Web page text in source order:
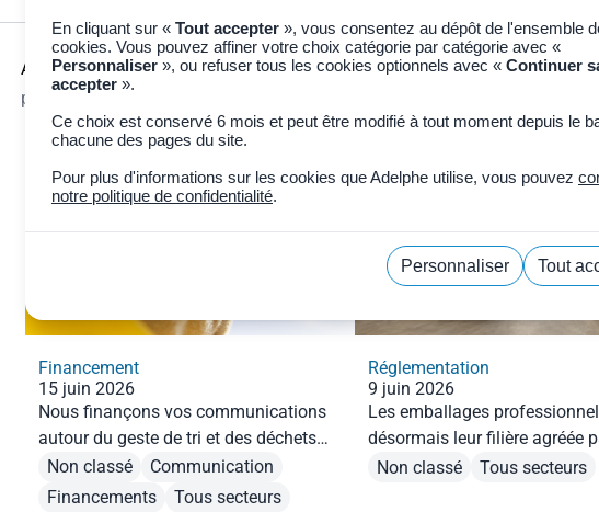
Retour à tous les types de contenu
Articles -5Résultats
pour « »
Financement
15 juin 2026
Nous finançons vos communications
autour du geste de tri et des déchets
abandonnés.
Non classé
Communication
Financements
Tous secteurs
Réglementation
9 juin 2026
Les emballages
désormais leur filière agréée
Non classé
Tous secteurs
En cliquant sur « Tout accepter », vous consentez au dépôt de l'ensemble
cookies. Vous pouvez affiner votre choix catégorie par catégorie avec «
Personnaliser », ou refuser tous les cookies optionnels avec « Continuer
accepter ».
Ce choix est conservé 6 mois et peut être modifié à tout moment depuis le
chacune des pages du site.
Pour plus d'informations sur les cookies que Adelphe utilise, vous pouvez
notre politique de confidentialité.
Personnaliser
Tout